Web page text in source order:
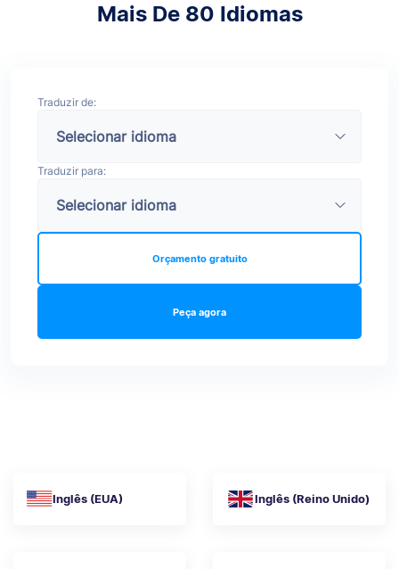
Mais De 80 Idiomas
Traduzir de:
Traduzir para:
Peça agora
Orçamento gratuito
Inglês (EUA) Inglês (Reino Unido)